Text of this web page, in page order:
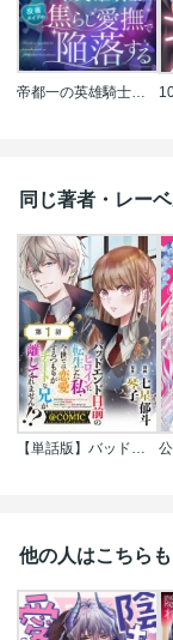
帝都一の英雄騎士は、没落メイドの焦らし愛撫で陥落する
同じ著者・レー
【単話版】バッドエンド目前のヒロインに転生した私､今世では恋愛するつもりがチートな兄が離してくれません!?@COMIC
他の人はこちら